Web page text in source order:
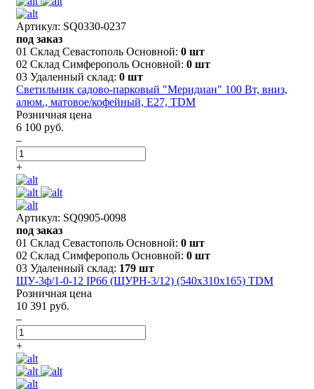
Артикул: SQ0330-0237
под заказ
01 Склад Севастополь Основной: 0 шт
02 Склад Симферополь Основной: 0 шт
03 Удаленный склад: 0 шт
Светильник садово-парковый "Меридиан" 100 Вт, вниз,
алюм., матовое/кофейный, Е27, TDM
Розничная цена
6 100 руб.
–
+
Артикул: SQ0905-0098
под заказ
01 Склад Севастополь Основной: 0 шт
02 Склад Симферополь Основной: 0 шт
03 Удаленный склад: 179 шт
ЩУ-3ф/1-0-12 IP66 (ЩУРН-3/12) (540х310х165) TDM
Розничная цена
10 391 руб.
–
+